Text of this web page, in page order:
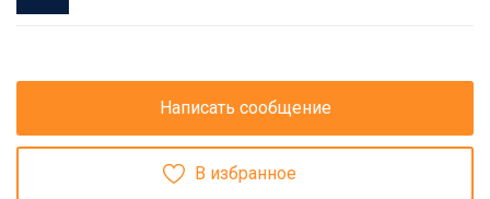
Написать сообщение
В избранное